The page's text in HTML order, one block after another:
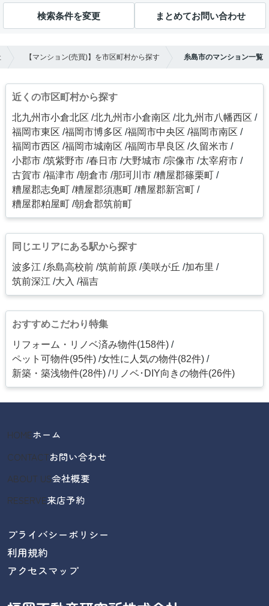
検索条件を変更 まとめてお問い合わせ
【マンション(売買)】を市区町村から探す 糸島市のマンション一覧
近くの市区町村から探す
北九州市小倉北区 北九州市小倉南区 北九州市八幡西区
福岡市東区 福岡市博多区 福岡市中央区 福岡市南区
福岡市西区 福岡市城南区 福岡市早良区 久留米市
小郡市 筑紫野市 春日市 大野城市 宗像市 太宰府市
古賀市 福津市 朝倉市 那珂川市 糟屋郡篠栗町
糟屋郡志免町 糟屋郡須惠町 糟屋郡新宮町
糟屋郡粕屋町 朝倉郡筑前町
同じエリアにある駅から探す
波多江 糸島高校前 筑前前原 美咲が丘 加布里
筑前深江 大入 福吉
おすすめこだわり特集
リフォーム・リノベ済み物件(158件)
ペット可物件(95件) 女性に人気の物件(82件)
新築・築浅物件(28件) リノベ･DIY向きの物件(26件)
HOMEホーム
CONTACTお問い合わせ
ABOUT US会社概要
RESERVE来店予約
プライバシーポリシー
利用規約
アクセスマップ